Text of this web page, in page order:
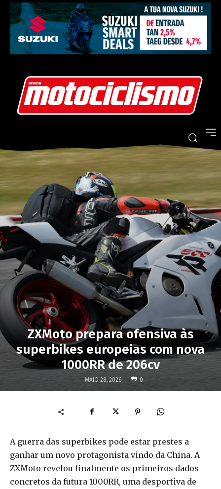
ZXMoto prepara ofensiva às
superbikes europeias com nova
1000RR de 206cv
- MAIO 28, 2026 0
A guerra das superbikes pode estar prestes a
ganhar um novo protagonista vindo da China. A
ZXMoto revelou finalmente os primeiros dados
concretos da futura 1000RR, uma desportiva de